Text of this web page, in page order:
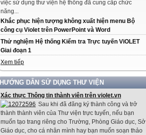
việc sử dụng thư viện hệ thống đã cung cấp chức
năng...
Khắc phục hiện tượng không xuất hiện menu Bộ
công cụ Violet trên PowerPoint và Word
Thử nghiệm Hệ thống Kiểm tra Trực tuyến ViOLET
Giai đoạn 1
Xem tiếp
HƯỚNG DẪN SỬ DỤNG THƯ VIỆN
Xác thực Thông tin thành viên trên violet.vn
Sau khi đã đăng ký thành công và trở
thành thành viên của Thư viện trực tuyến, nếu bạn
muốn tạo trang riêng cho Trường, Phòng Giáo dục, Sở
Giáo dục, cho cá nhân mình hay bạn muốn soạn thảo